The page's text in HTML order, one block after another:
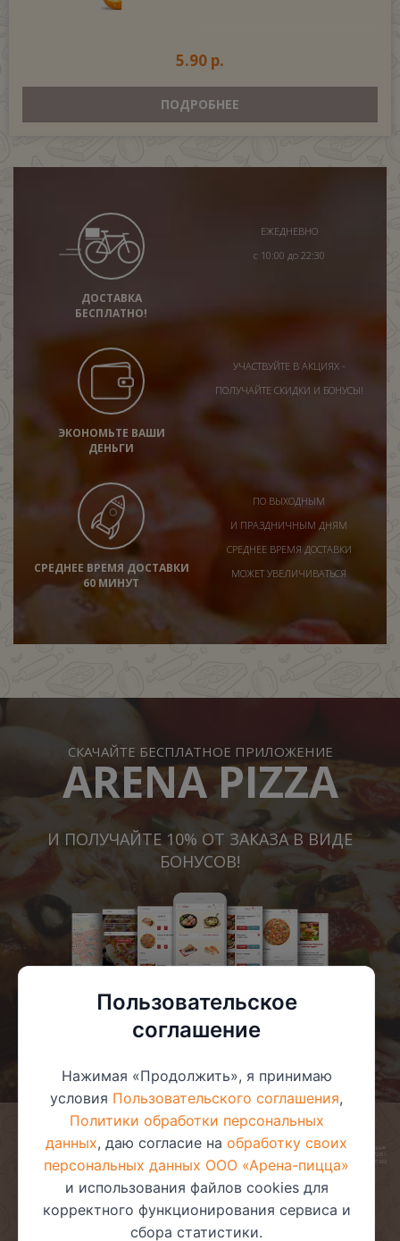
5.90 р.
ПОДРОБНЕЕ
ДОСТАВКА
БЕСПЛАТНО!
ЕЖЕДНЕВНО
с 10:00 до 22:30
ЭКОНОМЬТЕ ВАШИ
ДЕНЬГИ
УЧАСТВУЙТЕ В АКЦИЯХ -
ПОЛУЧАЙТЕ СКИДКИ И БОНУСЫ!
СРЕДНЕЕ ВРЕМЯ ДОСТАВКИ
60 МИНУТ
ПО ВЫХОДНЫМ
И ПРАЗДНИЧНЫМ ДНЯМ
СРЕДНЕЕ ВРЕМЯ ДОСТАВКИ
МОЖЕТ УВЕЛИЧИВАТЬСЯ
СКАЧАЙТЕ БЕСПЛАТНОЕ ПРИЛОЖЕНИЕ
ARENA PIZZA
И ПОЛУЧАЙТЕ 10% ОТ ЗАКАЗА В ВИДЕ
БОНУСОВ!
© 2025 ООО «Арена-пицца»
УНП 391272611
Магазин зарегистрирован в торговом реестре 08.05.2017 №381622
Пользовательское
соглашение
Нажимая «Продолжить», я принимаю
условия Пользовательского соглашения,
Политики обработки персональных
данных, даю согласие на обработку своих
персональных данных ООО «Арена-пицца»
и использования файлов cookies для
корректного функционирования сервиса и
сбора статистики.